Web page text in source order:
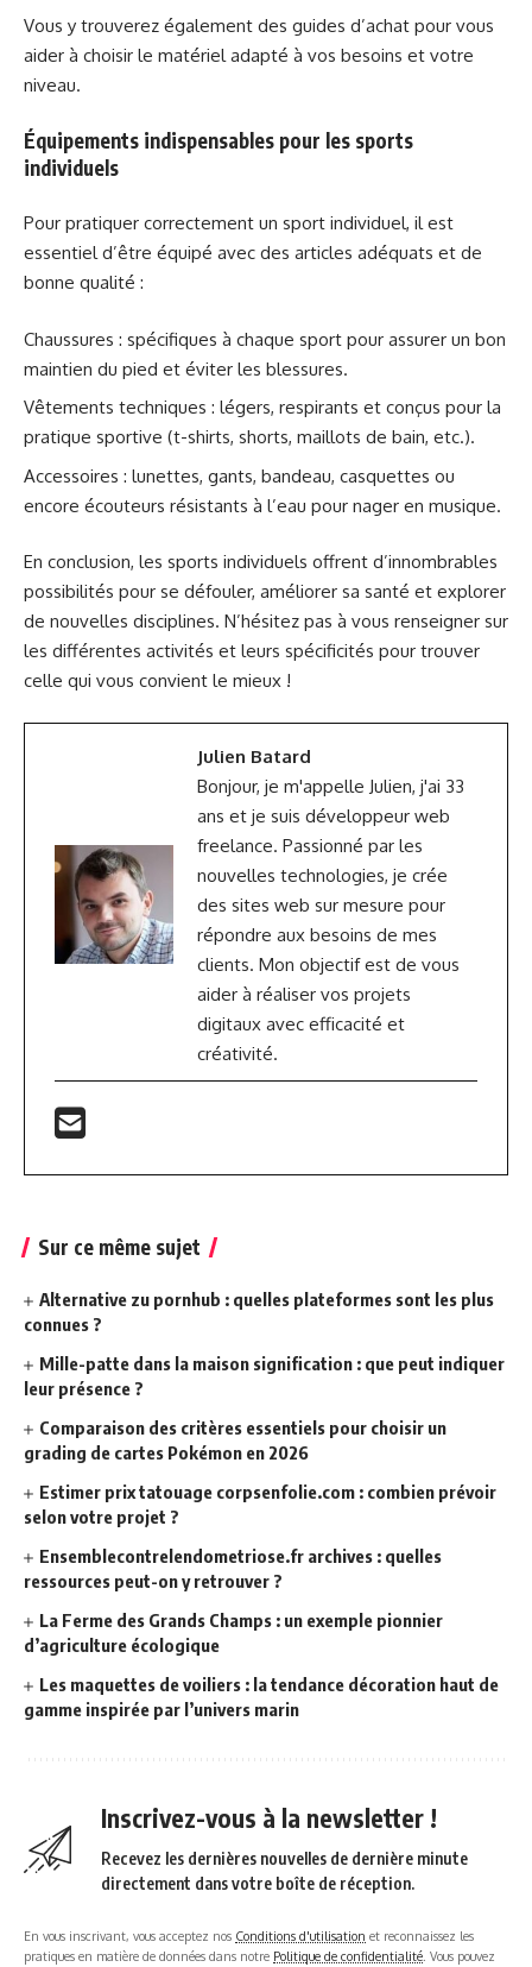
Vous y trouverez également des guides d’achat pour vous
aider à choisir le matériel adapté à vos besoins et votre
niveau.
Équipements indispensables pour les sports
individuels
Pour pratiquer correctement un sport individuel, il est
essentiel d’être équipé avec des articles adéquats et de
bonne qualité :
Chaussures : spécifiques à chaque sport pour assurer un bon
maintien du pied et éviter les blessures.
Vêtements techniques : légers, respirants et conçus pour la
pratique sportive (t-shirts, shorts, maillots de bain, etc.).
Accessoires : lunettes, gants, bandeau, casquettes ou
encore écouteurs résistants à l’eau pour nager en musique.
En conclusion, les sports individuels offrent d’innombrables
possibilités pour se défouler, améliorer sa santé et explorer
de nouvelles disciplines. N’hésitez pas à vous renseigner sur
les différentes activités et leurs spécificités pour trouver
celle qui vous convient le mieux !
Julien Batard
Bonjour, je m'appelle Julien, j'ai 33
ans et je suis développeur web
freelance. Passionné par les
nouvelles technologies, je crée
des sites web sur mesure pour
répondre aux besoins de mes
clients. Mon objectif est de vous
aider à réaliser vos projets
digitaux avec efficacité et
créativité.
Sur ce même sujet
Alternative zu pornhub : quelles plateformes sont les plus
connues ?
Mille-patte dans la maison signification : que peut indiquer
leur présence ?
Comparaison des critères essentiels pour choisir un
grading de cartes Pokémon en 2026
Estimer prix tatouage corpsenfolie.com : combien prévoir
selon votre projet ?
Ensemblecontrelendometriose.fr archives : quelles
ressources peut-on y retrouver ?
La Ferme des Grands Champs : un exemple pionnier
d’agriculture écologique
Les maquettes de voiliers : la tendance décoration haut de
gamme inspirée par l’univers marin
Inscrivez-vous à la newsletter !
Recevez les dernières nouvelles de dernière minute
directement dans votre boîte de réception.
En vous inscrivant, vous acceptez nos Conditions d'utilisation et reconnaissez les
pratiques en matière de données dans notre Politique de confidentialité . Vous pouvez